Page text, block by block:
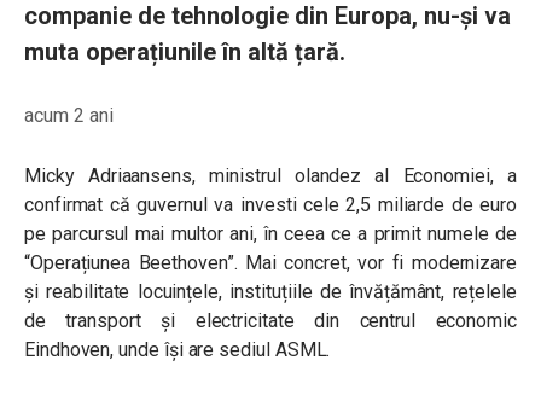
companie de tehnologie din Europa, nu-și va
muta operațiunile în altă țară.
acum 2 ani
Micky Adriaansens, ministrul olandez al Economiei, a
confirmat că guvernul va investi cele 2,5 miliarde de euro
pe parcursul mai multor ani, în ceea ce a primit numele de
“Operațiunea Beethoven”. Mai concret, vor fi modernizare
și reabilitate locuințele, instituțiile de învățământ, rețelele
de transport și electricitate din centrul economic
Eindhoven, unde își are sediul ASML.